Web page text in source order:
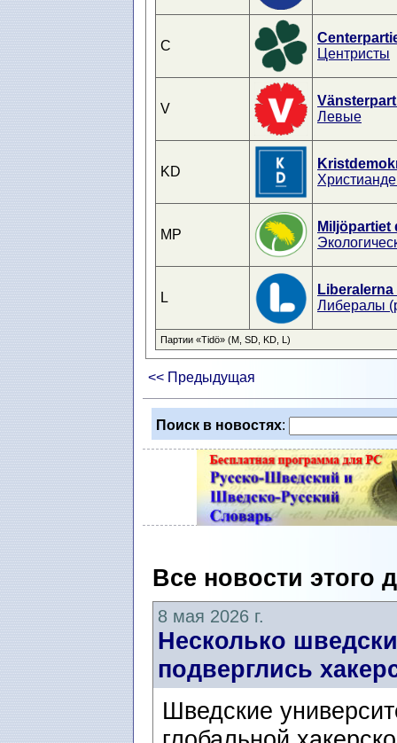
C
Центристы
V
Левые
KD
MP
Miljöpartiet
L
Liberalerna
Либералы
Партии «Tidö» (M, SD, KD, L)
<< Предыдущая
Поиск в новостях:
Все новости этого
8 мая 2026 г.
Несколько
подверглись
Шведские